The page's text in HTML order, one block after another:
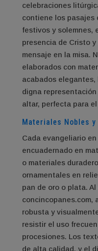
celebraciones
contiene los pasajes
festivos y solemnes,
presencia de Cristo
mensaje en la misa.
elaborados con
acabados
digna
altar, perfecta para
Materiales Nobles
Cada evangeliario
encuadernado en
o materiales
ornamentales en
pan de oro o plata. Al
concincopanes.com,
robusta y
resistir el uso
procesiones. Los
de alta calidad, y el